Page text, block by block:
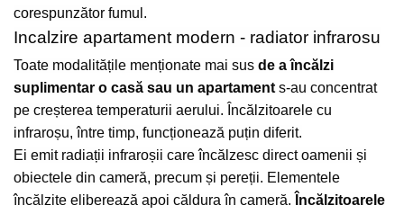
corespunzător fumul.
Incalzire apartament modern - radiator infrarosu
Toate modalitățile menționate mai sus de a încălzi
suplimentar o casă sau un apartament s-au concentrat
pe creșterea temperaturii aerului. Încălzitoarele cu
infraroșu, între timp, funcționează puțin diferit.
Ei emit radiații infraroșii care încălzesc direct oamenii și
obiectele din cameră, precum și pereții. Elementele
încălzite eliberează apoi căldura în cameră. Încălzitoarele